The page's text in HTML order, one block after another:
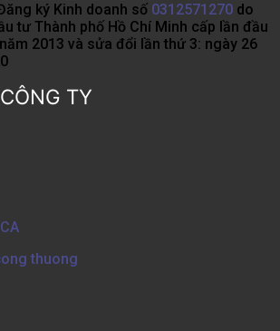
ký Kinh doanh số 0312571270 do
tư Thành phố Hồ Chí Minh cấp lần đầu
2013 và sửa đổi lần thứ 3: ngày 26
TY